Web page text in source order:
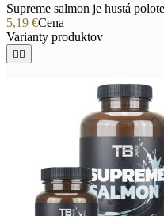
Supreme salmon je hustá
5,19 €Cena
Varianty produktov
